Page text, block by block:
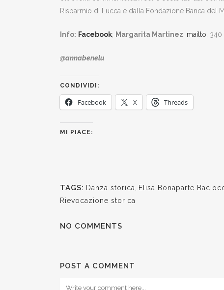
Risparmio di Lucca e dalla Fondazione Banca del
Info: Facebook; Margarita Martinez: mailto ,
@annabenelu
CONDIVIDI:
Facebook X Threads
MI PIACE:
TAGS: Danza storica Elisa Bonaparte
Rievocazione storica
NO COMMENTS
POST A COMMENT